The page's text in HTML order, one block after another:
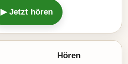
▶ Jetzt hören
Hören